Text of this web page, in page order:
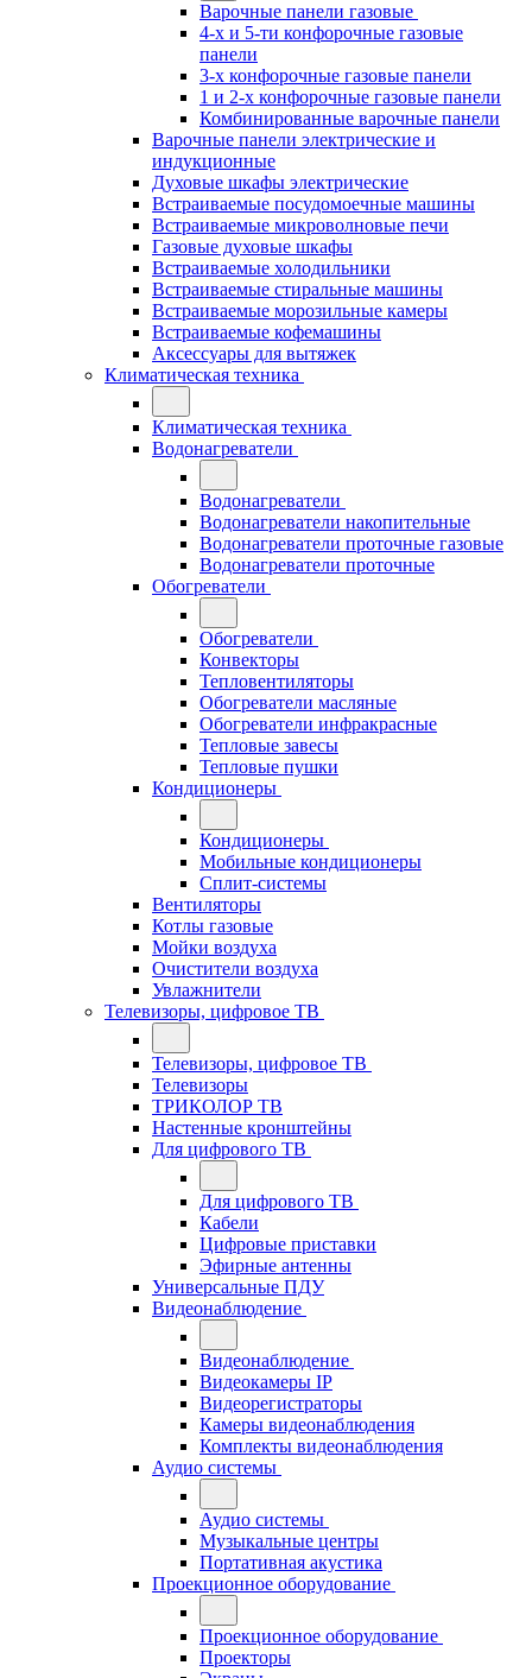
Варочные панели газовые
4-х и 5-ти конфорочные газовые
панели
3-х конфорочные газовые панели
1 и 2-х конфорочные газовые панели
Комбинированные варочные панели
Варочные панели электрические и
индукционные
Духовые шкафы электрические
Встраиваемые посудомоечные машины
Встраиваемые микроволновые печи
Газовые духовые шкафы
Встраиваемые холодильники
Встраиваемые стиральные машины
Встраиваемые морозильные камеры
Встраиваемые кофемашины
Аксессуары для вытяжек
Климатическая техника
Климатическая техника
Водонагреватели
Водонагреватели
Водонагреватели накопительные
Водонагреватели проточные газовые
Водонагреватели проточные
Обогреватели
Обогреватели
Конвекторы
Тепловентиляторы
Обогреватели масляные
Обогреватели инфракрасные
Тепловые завесы
Тепловые пушки
Кондиционеры
Кондиционеры
Мобильные кондиционеры
Сплит-системы
Вентиляторы
Котлы газовые
Мойки воздуха
Очистители воздуха
Увлажнители
Телевизоры, цифровое ТВ
Телевизоры, цифровое ТВ
Телевизоры
ТРИКОЛОР ТВ
Настенные кронштейны
Для цифрового ТВ
Для цифрового ТВ
Кабели
Цифровые приставки
Эфирные антенны
Универсальные ПДУ
Видеонаблюдение
Видеонаблюдение
Видеокамеры IP
Видеорегистраторы
Камеры видеонаблюдения
Комплекты видеонаблюдения
Аудио системы
Аудио системы
Музыкальные центры
Портативная акустика
Проекционное оборудование
Проекционное оборудование
Проекторы